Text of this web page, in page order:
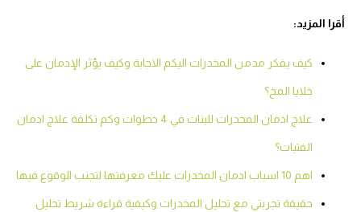
أقرا المزيد:
كيف يفكر مدمن المخدرات اليكم الاجابة وكيف يؤثر الإدمان على
خلايا المخ؟
علاج ادمان المخدرات للبنات في 4 خطوات وكم تكلفة علاج ادمان
الفتيات؟
اهم 10 اسباب ادمان المخدرات عليك معرفتها لتجنب الوقوع فيها
حقيقة تجربتي مع تحليل المخدرات وكيفية قراءة شريط تحليل